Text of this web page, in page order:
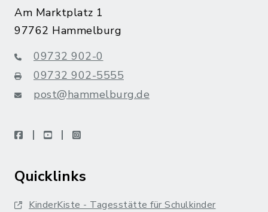
Am Marktplatz 1
97762 Hammelburg
09732 902-0
09732 902-5555
post@hammelburg.de
facebookyoutubeinstagram
Quicklinks
KinderKiste - Tagesstätte für Schulkinder